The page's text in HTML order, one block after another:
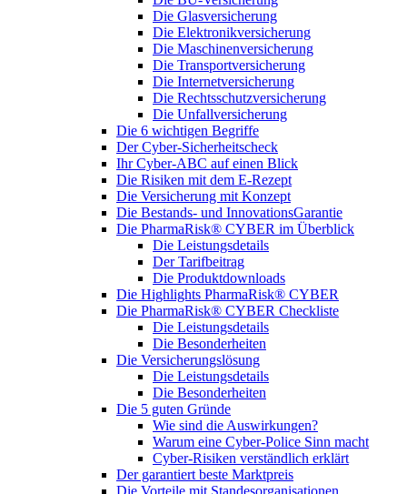
Die Glasversicherung
Die Elektronikversicherung
Die Maschinenversicherung
Die Transportversicherung
Die Internetversicherung
Die Rechtsschutzversicherung
Die Unfallversicherung
Die 6 wichtigen Begriffe
Der Cyber-Sicher­heits­check
Ihr Cyber-ABC auf einen Blick
Die Risiken mit dem E-Rezept
Die Versicherung mit Konzept
Die Bestands- und InnovationsGarantie
Die PharmaRisk® CYBER im Überblick
Die Leistungsdetails
Der Tarifbeitrag
Die Produktdownloads
Die Highlights PharmaRisk® CYBER
Die PharmaRisk® CYBER Checkliste
Die Leistungsdetails
Die Besonderheiten
Die Versicherungslösung
Die Leistungsdetails
Die Besonderheiten
Die 5 guten Gründe
Wie sind die Auswirkungen?
Warum eine Cyber-Police Sinn macht
Cyber-Risiken verständlich erklärt
Der garantiert beste Marktpreis
Die Vorteile mit Standesorganisationen